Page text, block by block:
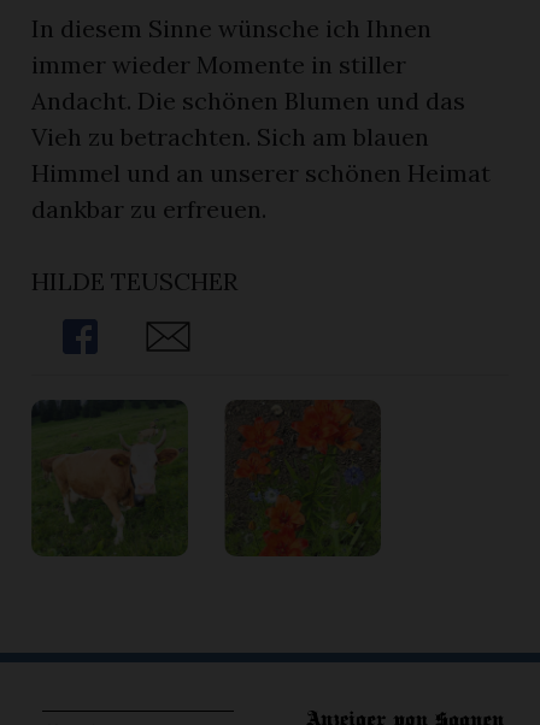
In diesem Sinne wünsche ich Ihnen
immer wieder Momente in stiller
Andacht. Die schönen Blumen und das
Vieh zu betrachten. Sich am blauen
Himmel und an unserer schönen Heimat
dankbar zu erfreuen.
HILDE TEUSCHER
Share
Share